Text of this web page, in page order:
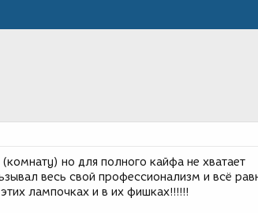
но для полного кайфа не хватает
весь свой профессионализм и всё
лампочках и в их фишках!!!!!!